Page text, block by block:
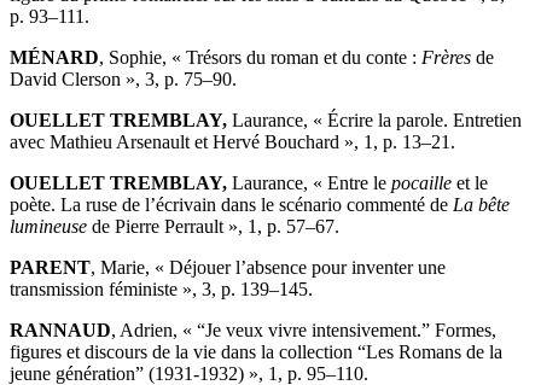
p. 93–111.
MÉNARD, Sophie, « Trésors du roman et du conte : Frères de
David Clerson », 3, p. 75–90.
OUELLET TREMBLAY, Laurance, « Écrire la parole. Entretien
avec Mathieu Arsenault et Hervé Bouchard », 1, p. 13–21.
OUELLET TREMBLAY, Laurance, « Entre le pocaille et le
poète. La ruse de l’écrivain dans le scénario commenté de La bête
lumineuse de Pierre Perrault », 1, p. 57–67.
PARENT, Marie, « Déjouer l’absence pour inventer une
transmission féministe », 3, p. 139–145.
RANNAUD, Adrien, « “Je veux vivre intensivement.” Formes,
figures et discours de la vie dans la collection “Les Romans de la
jeune génération” (1931-1932) », 1, p. 95–110.